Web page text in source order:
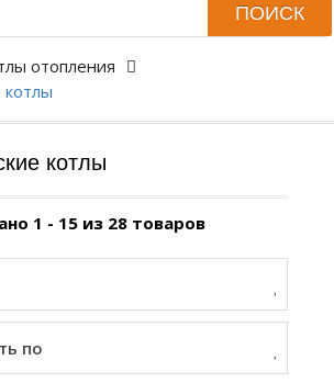
ПОИСК
отопления
котлы
котлы
1 - 15 из 28 товаров
по